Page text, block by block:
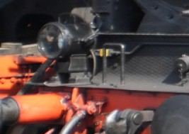
Zum
Inhalt
springen